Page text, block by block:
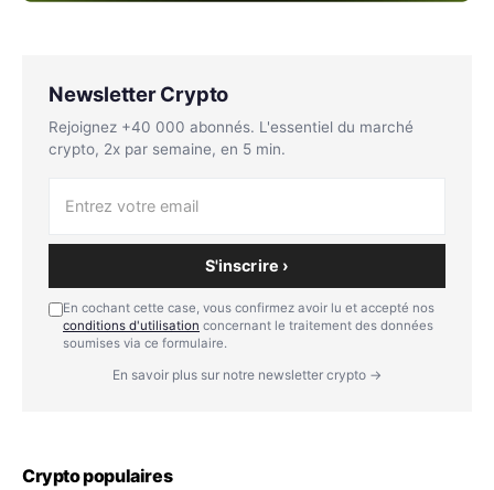
Newsletter Crypto
Rejoignez +40 000 abonnés. L'essentiel du marché
crypto, 2x par semaine, en 5 min.
S'inscrire ›
En cochant cette case, vous confirmez avoir lu et accepté nos
conditions d'utilisation concernant le traitement des données
soumises via ce formulaire.
En savoir plus sur notre newsletter crypto →
Crypto populaires